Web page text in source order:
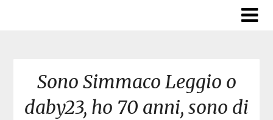
Sono Simmaco Leggio o
daby23, ho 70 anni, sono di